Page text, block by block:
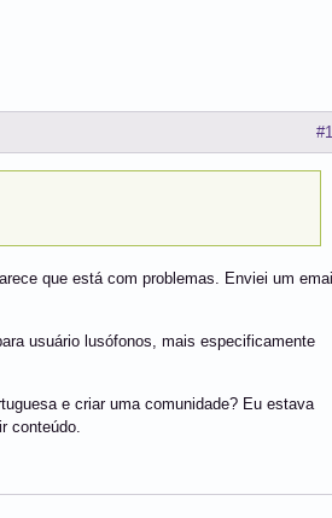
que está com problemas. Enviei um email
usuário lusófonos, mais especificamente
e criar uma comunidade? Eu estava
conteúdo.